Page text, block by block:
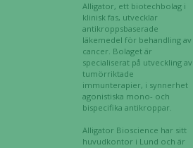
Alligator, ett biotechbolag i
klinisk fas, utvecklar
antikroppsbaserade
läkemedel för behandling av
cancer. Bolaget är
specialiserat på utveckling av
tumörriktade
immunterapier, i synnerhet
agonistiska mono- och
bispecifika antikroppar.
Alligator Bioscience har sitt
huvudkontor i Lund och är